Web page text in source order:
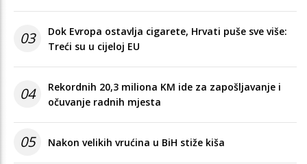
03
Dok Evropa ostavlja cigarete, Hrvati puše sve više:
Treći su u cijeloj EU
04
Rekordnih 20,3 miliona KM ide za zapošljavanje i
očuvanje radnih mjesta
05 Nakon velikih vrućina u BiH stiže kiša